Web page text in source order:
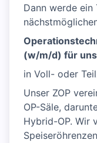
Dann werde ein
(w/m/d) für
in Voll- oder
Unser ZOP
OP-Säle,
Hybrid-OP. Wir